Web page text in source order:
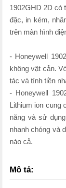
1902GHD 2D có
đặc, in kém,
trên màn hình
- Honeywell
không vật cản.
tác và tính tiền
- Honeywell
Lithium ion cung
năng và sử
nhanh chóng và
nào cả.
Mô tả: